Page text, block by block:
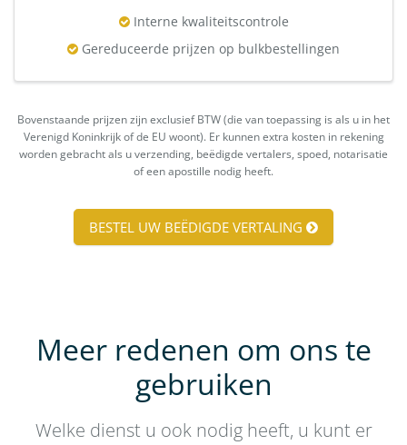
Interne kwaliteitscontrole
Gereduceerde prijzen op bulkbestellingen
Bovenstaande prijzen zijn exclusief BTW (die van toepassing is als u in het
Verenigd Koninkrijk of de EU woont). Er kunnen extra kosten in rekening
worden gebracht als u verzending, beëdigde vertalers, spoed, notarisatie
of een apostille nodig heeft.
BESTEL UW BEËDIGDE VERTALING
Meer redenen om ons te
gebruiken
Welke dienst u ook nodig heeft, u kunt er